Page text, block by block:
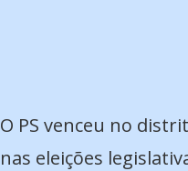
O PS venceu no
nas eleições